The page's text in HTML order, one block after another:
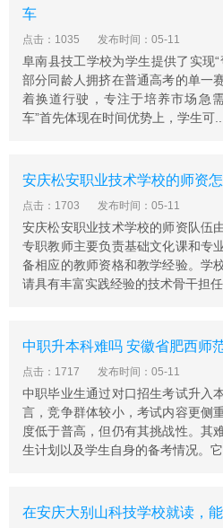
我校师资力量雄厚，现有教师
清华美院研究生学历一人，南
中，市级学科带头人4名，市级
星8名，区级教研员11人。学
管理、计算机、园林技术、学
一体机教学设备，支持宽带上
动态教学;拥有标准化理化实验
有四个计算机教室和一个录播
室，六个专业画室，两个音乐
有标准400米塑胶跑道、篮球
地。
学校创办于1985年，原名蒙城
方经济建设需要，更名为蒙城
为“阜阳市重点职业高中”，
高中”，2000年被评为安徽省首
8年12月被安徽省教育厅评为首
月，学校被教育部、财政部、
评价，综合评比在全省15所同
车
点击：1035 发布时间：05-11
阜南县技工学校为学生提供了实现
部分同龄人拥挤在普通高考的单一
着换道行驶，专注于培养市场急
车”首先体现在时间优势上，学生可...
安庆松安职业技术学校的师资
点击：1703 发布时间：05-11
安庆松安职业技术学校的师资队伍
专职教师主要负责基础文化课和专
备相应的教师资格和教学经验。学
请具有丰富实践经验的技术骨干担任
中职升本科难吗 安徽省肥西师
点击：1717 发布时间：05-11
中职毕业生通过对口招生考试升入
言，竞争群体较小，考试内容更侧
度低于普高，但仍有其挑战性。其
生计划以及学生自身的备考情况。它
在安庆大别山科技学校就读，